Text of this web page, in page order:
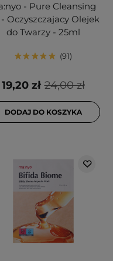
- Pure Cleansing
Oczyszczajacy Olejek
do Twarzy - 25ml
91
24,00 zł
19,20 zł
DODAJ DO KOSZYKA